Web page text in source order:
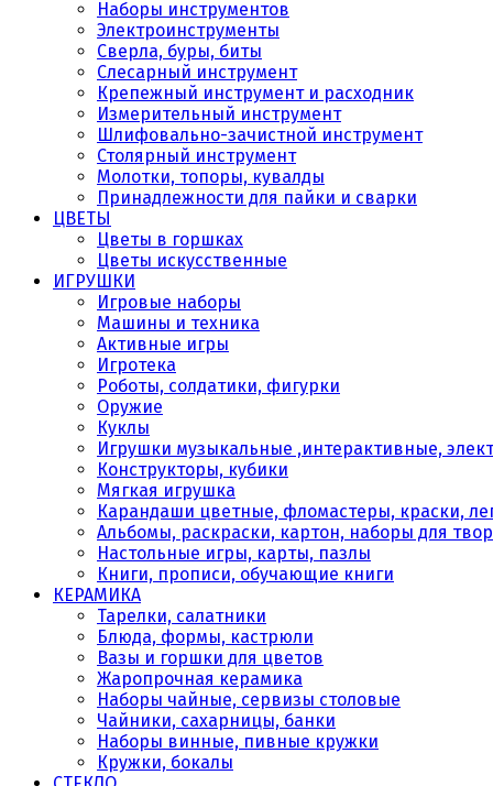
Наборы инструментов
Электроинструменты
Сверла, буры, биты
Слесарный инструмент
Крепежный инструмент и расходник
Измерительный инструмент
Шлифовально-зачистной инструмент
Столярный инструмент
Молотки, топоры, кувалды
Принадлежности для пайки и сварки
ЦВЕТЫ
Цветы в горшках
Цветы искусственные
ИГРУШКИ
Игровые наборы
Машины и техника
Активные игры
Игротека
Роботы, солдатики, фигурки
Оружие
Куклы
Игрушки музыкальные ,интерактивные,
Конструкторы, кубики
Мягкая игрушка
Карандаши цветные, фломастеры, краски,
Альбомы, раскраски, картон, наборы для
Настольные игры, карты, пазлы
Книги, прописи, обучающие книги
КЕРАМИКА
Тарелки, салатники
Блюда, формы, кастрюли
Вазы и горшки для цветов
Жаропрочная керамика
Наборы чайные, сервизы столовые
Чайники, сахарницы, банки
Наборы винные, пивные кружки
Кружки, бокалы